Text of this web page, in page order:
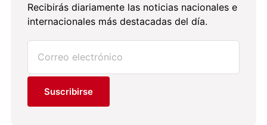
Recibirás diariamente las noticias nacionales e
internacionales más destacadas del día.
Suscribirse